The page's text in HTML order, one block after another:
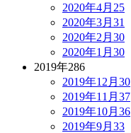
2020年4月 25
2020年3月 31
2020年2月 30
2020年1月 30
2019年286
2019年12月 30
2019年11月 37
2019年10月 36
2019年9月 33